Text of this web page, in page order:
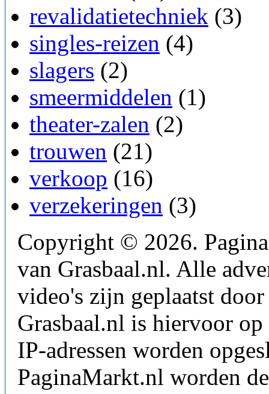
revalidatietechniek (3)
singles-reizen (4)
slagers (2)
smeermiddelen (1)
theater-zalen (2)
trouwen (21)
verkoop (16)
verzekeringen (3)
Copyright © 2026.
van Grasbaal.nl. Alle
video's zijn geplaatst
Grasbaal.nl is hiervoor
IP-adressen worden
PaginaMarkt.nl worden